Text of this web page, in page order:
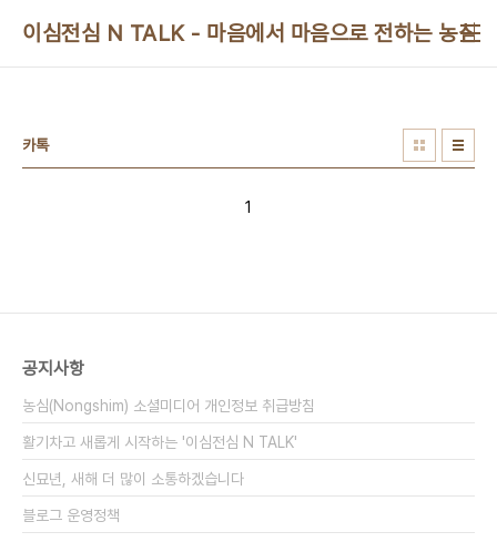
이심전심 N TALK - 마음에서 마음으로 전하는 농심
카톡
1
공지사항
농심(Nongshim) 소셜미디어 개인정보 취급방침
활기차고 새롭게 시작하는 '이심전심 N TALK'
신묘년, 새해 더 많이 소통하겠습니다
블로그 운영정책